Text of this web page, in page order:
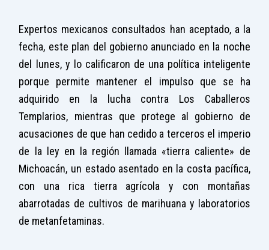
Expertos mexicanos consultados han aceptado, a la
fecha, este plan del gobierno anunciado en la noche
del lunes, y lo calificaron de una política inteligente
porque permite mantener el impulso que se ha
adquirido en la lucha contra Los Caballeros
Templarios, mientras que protege al gobierno de
acusaciones de que han cedido a terceros el imperio
de la ley en la región llamada «tierra caliente» de
Michoacán, un estado asentado en la costa pacífica,
con una rica tierra agrícola y con montañas
abarrotadas de cultivos de marihuana y laboratorios
de metanfetaminas.